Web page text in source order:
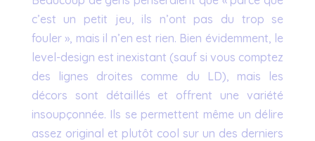
c’est un petit jeu, ils n’ont pas du trop se
fouler », mais il n’en est rien. Bien évidemment, le
level-design est inexistant (sauf si vous comptez
des lignes droites comme du LD), mais les
décors sont détaillés et offrent une variété
insoupçonnée. Ils se permettent même un délire
assez original et plutôt cool sur un des derniers